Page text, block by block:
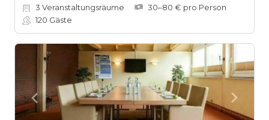
3 Veranstaltungsräume
30–80 € pro Person
120 Gäste